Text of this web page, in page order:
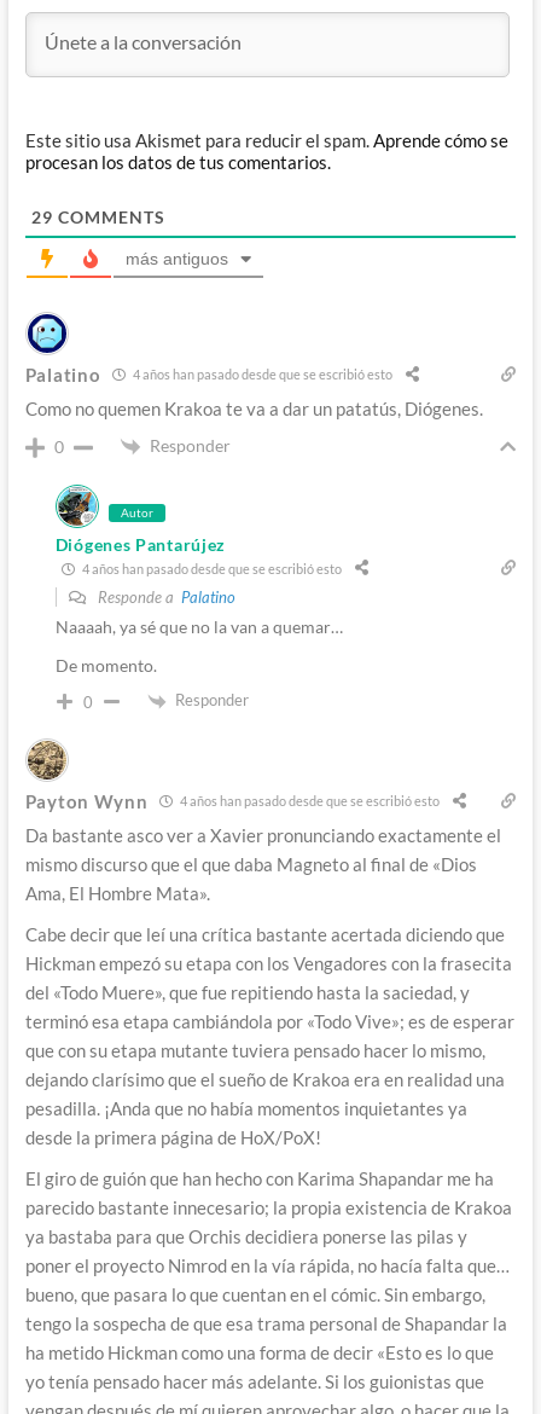
Este sitio usa Akismet para reducir el spam.Aprende cómo se
procesan los datos de tus comentarios.
29 COMMENTS
más antiguos
Palatino 4 años han pasado desde que se escribió esto
Como no quemen Krakoa te va a dar un patatús, Diógenes.
0 Responder
Autor
Diógenes Pantarújez
4 años han pasado desde que se escribió esto
Responde a Palatino
Naaaah, ya sé que no la van a quemar…
De momento.
0 Responder
Payton Wynn 4 años han pasado desde que se escribió esto
Da bastante asco ver a Xavier pronunciando exactamente el
mismo discurso que el que daba Magneto al final de «Dios
Ama, El Hombre Mata».
Cabe decir que leí una crítica bastante acertada diciendo que
Hickman empezó su etapa con los Vengadores con la frasecita
del «Todo Muere», que fue repitiendo hasta la saciedad, y
terminó esa etapa cambiándola por «Todo Vive»; es de esperar
que con su etapa mutante tuviera pensado hacer lo mismo,
dejando clarísimo que el sueño de Krakoa era en realidad una
pesadilla. ¡Anda que no había momentos inquietantes ya
desde la primera página de HoX/PoX!
El giro de guión que han hecho con Karima Shapandar me ha
parecido bastante innecesario; la propia existencia de Krakoa
ya bastaba para que Orchis decidiera ponerse las pilas y
poner el proyecto Nimrod en la vía rápida, no hacía falta que…
bueno, que pasara lo que cuentan en el cómic. Sin embargo,
tengo la sospecha de que esa trama personal de Shapandar la
ha metido Hickman como una forma de decir «Esto es lo que
yo tenía pensado hacer más adelante. Si los guionistas que